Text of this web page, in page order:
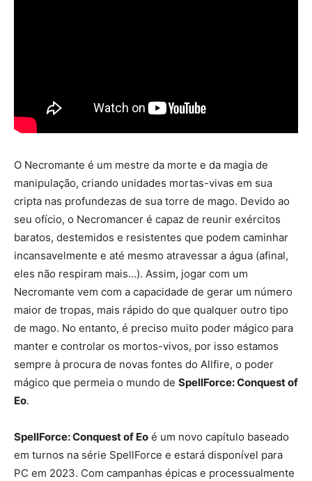
O Necromante é um mestre da morte e da magia de
manipulação, criando unidades mortas-vivas em sua
cripta nas profundezas de sua torre de mago. Devido ao
seu ofício, o Necromancer é capaz de reunir exércitos
baratos, destemidos e resistentes que podem caminhar
incansavelmente e até mesmo atravessar a água (afinal,
eles não respiram mais…). Assim, jogar com um
Necromante vem com a capacidade de gerar um número
maior de tropas, mais rápido do que qualquer outro tipo
de mago. No entanto, é preciso muito poder mágico para
manter e controlar os mortos-vivos, por isso estamos
sempre à procura de novas fontes do Allfire, o poder
mágico que permeia o mundo de SpellForce: Conquest of
Eo.
SpellForce: Conquest of Eo é um novo capítulo baseado
em turnos na série SpellForce e estará disponível para
PC em 2023. Com campanhas épicas e processualmente